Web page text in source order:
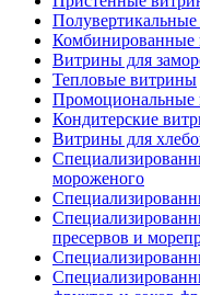
Комбинированные
Витрины для
Тепловые витрины
Промоциональные
Кондитерские
Витрины для
мороженого
пресервов и